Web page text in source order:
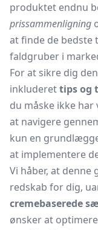
produktet endnu
prissammenligning
at finde de bedste
faldgruber i
For at sikre dig
inkluderettips og
du måske ikke
at navigere
kun en
at implementere
Vi håber, at
redskab for dig,
cremebaserede
ønsker at